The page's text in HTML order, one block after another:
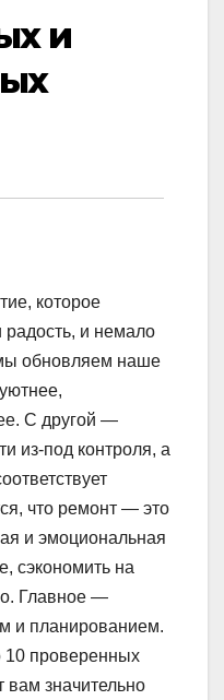
и
которое
и немало
обновляем наше
С другой —
из-под контроля, а
что ремонт — это
и эмоциональная
сэкономить на
Главное —
и планированием.
10 проверенных
вам значительно